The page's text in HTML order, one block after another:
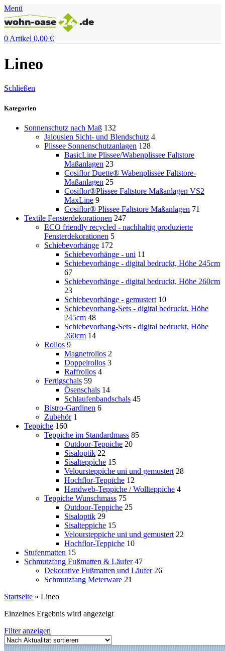
Menü
0Artikel 0,00 €
Lineo
Schließen
Kategorien
Sonnenschutz nach Maß 132
Jalousien Sicht- und Blendschutz 4
Plissee Sonnenschutzanlagen 128
BasicLine Plissee/Wabenplissee Faltstore
Maßanlagen 23
Cosiflor Duette® Wabenplissee Faltstore-
Maßanlagen 25
Cosiflor®Plissee Faltstore Maßanlagen VS2
MaxLine 9
Cosiflor® Plissee Faltstore Maßanlagen 71
Textile Fensterdekorationen 247
ECO friendly recycled - nachhaltig produzierte
Fensterdekorationen 5
Schiebevorhänge 172
Schiebevorhänge - uni 11
Schiebevorhänge - digital bedruckt, Höhe 245cm
67
Schiebevorhänge - digital bedruckt, Höhe 260cm
23
Schiebevorhänge - gemustert 10
Schiebevorhang-Sets - digital bedruckt, Höhe
245cm 48
Schiebevorhang-Sets - digital bedruckt, Höhe
260cm 14
Rollos 9
Magnetrollos 2
Doppelrollos 3
Raffrollos 4
Fertigschals 59
Ösenschals 14
Schlaufenbandschals 45
Bistro-Gardinen 6
Zubehör 1
Teppiche 160
Teppiche im Standardmass 85
Outdoor-Teppiche 20
Sisaloptik 22
Sisalteppiche 15
Veloursteppiche uni und gemustert 28
Hochflor-Teppiche 12
Handweb-Teppiche / Wollteppiche 4
Teppiche Wunschmass 75
Outdoor-Teppiche 25
Sisaloptik 29
Sisalteppiche 15
Veloursteppiche uni und gemustert 22
Hochflor-Teppiche 10
Stufenmatten 15
Schmutzfang Fußmatten & Läufer 47
Dekorative Fußmatten und Läufer 26
Schmutzfang Meterware 21
Startseite » Lineo
Einzelnes Ergebnis wird angezeigt
Filter anzeigen